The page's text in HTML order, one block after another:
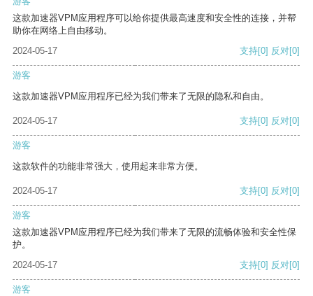
这款加速器VPM应用程序可以给你提供最高速度和安全性的连接，并帮
助你在网络上自由移动。
2024-05-17
支持[0] 反对[0]
游客
这款加速器VPM应用程序已经为我们带来了无限的隐私和自由。
2024-05-17 支持[0] 反对[0]
游客
这款软件的功能非常强大，使用起来非常方便。
2024-05-17 支持[0] 反对[0]
游客
这款加速器VPM应用程序已经为我们带来了无限的流畅体验和安全性保
护。
2024-05-17
支持[0] 反对[0]
游客